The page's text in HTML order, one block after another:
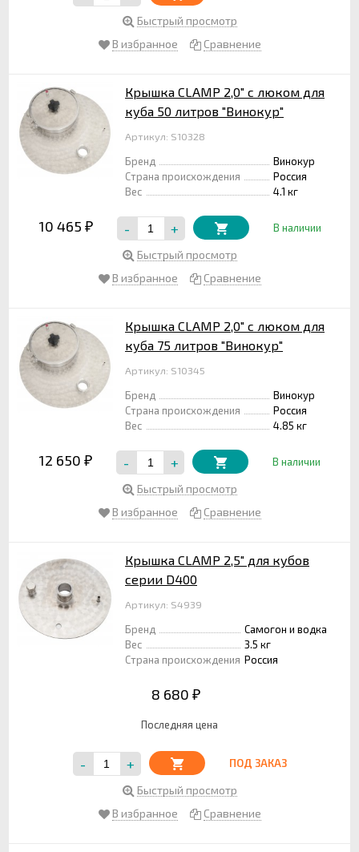
Быстрый просмотр
В избранное
Сравнение
Крышка CLAMP 2,0" с люком для
куба 50 литров "Винокур"
Артикул: S10328
Бренд
Винокур
Страна происхождения
Россия
Вес
4.1 кг
10 465 ₽ - + В наличии
Быстрый просмотр
В избранное
Сравнение
Крышка CLAMP 2,0" с люком для
куба 75 литров "Винокур"
Артикул: S10345
Бренд
Винокур
Страна происхождения
Россия
Вес
4.85 кг
12 650 ₽ - + В наличии
Быстрый просмотр
В избранное
Сравнение
Крышка CLAMP 2,5" для кубов
серии D400
Артикул: S4939
Бренд
Самогон и водка
Вес
3.5 кг
Страна происхождения Россия
8 680 ₽
Последняя цена
- + ПОД ЗАКАЗ
Быстрый просмотр
В избранное
Сравнение